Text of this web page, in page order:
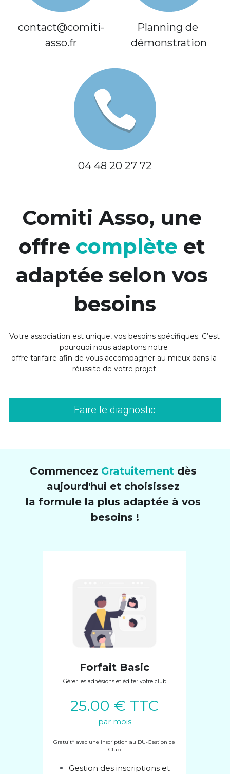
contact@comiti-
asso.fr
Planning de
démonstration
04 48 20 27 72
Comiti Asso, une
offre complète et
adaptée selon vos
besoins
Votre association est unique, vos besoins spécifiques. C’est
pourquoi nous adaptons notre
offre tarifaire afin de vous accompagner au mieux dans la
réussite de votre projet.
Faire le diagnostic
Commencez Gratuitement dès
aujourd'hui et choisissez
la formule la plus adaptée à vos
besoins !
Forfait Basic
Gérer les adhésions et éditer votre club
25.00 € TTC
par mois
Gratuit* avec une inscription au DU-Gestion de
Club
Gestion des inscriptions et